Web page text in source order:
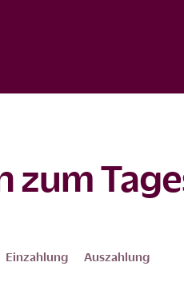
Einzahlung Auszahlung